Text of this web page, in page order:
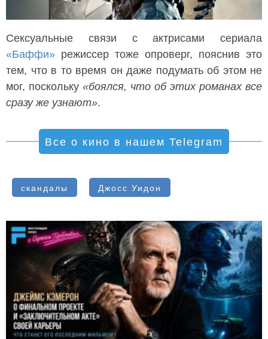
Сексуальные связи с актрисами сериала
«Баффи» режиссер тоже опроверг, пояснив это
тем, что в то время он даже подумать об этом не
мог, поскольку «боялся, что об этих романах все
сразу же узнают».
Все о кино в нашем Telegram
скандалы Джосс Уидон